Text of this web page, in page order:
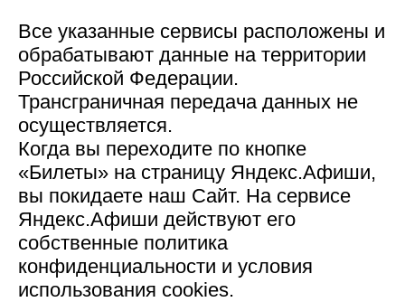
Все указанные сервисы расположены и
обрабатывают данные на территории
Российской Федерации.
Трансграничная передача данных не
осуществляется.
Когда вы переходите по кнопке
«Билеты» на страницу Яндекс.Афиши,
вы покидаете наш Сайт. На сервисе
Яндекс.Афиши действуют его
собственные политика
конфиденциальности и условия
использования cookies.